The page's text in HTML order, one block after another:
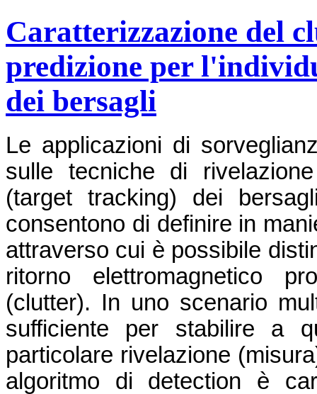
Caratterizzazione del
predizione per
dei bersagli
Le applicazioni di
sulle tecniche di
(target tracking) dei
consentono di definire in
attraverso cui è possibile
ritorno elettromagnetico
(clutter). In uno scenario
sufficiente per stabilire a
particolare rivelazione
algoritmo di detection è